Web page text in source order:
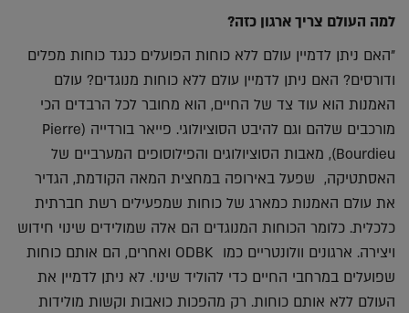
למה העולם צריך ארגון כזה?
"האם ניתן לדמיין עולם ללא כוחות הפועלים כנגד כוחות מפלים
ודורסים? האם ניתן לדמיין עולם ללא כוחות מנוגדים? עולם
האמנות הוא עוד צד של החיים, הוא מחובר לכל הרבדים הכי
מורכבים שלהם וגם להיבט הסוציולוגי. פייאר בורדייה (Pierre
Bourdieu), מאבות הסוציולוגים והפילוסופים המערביים של
האסתטיקה, שפעל באירופה במחצית המאה הקודמת, הגדיר
את עולם האמנות כמארג של כוחות שמפעילים רשת חברתית
כלכלית. כלומר הכוחות המנוגדים הם אלה שמולידים שינוי חידוש
ויצירה. ארגונים וולונטריים כמו ODBK ואחרים, הם אותם כוחות
שפועלים במרחבי החיים כדי להוליד שינוי. לא ניתן לדמיין את
העולם ללא אותם כוחות. רק מהפכות כואבות וקשות מולידות